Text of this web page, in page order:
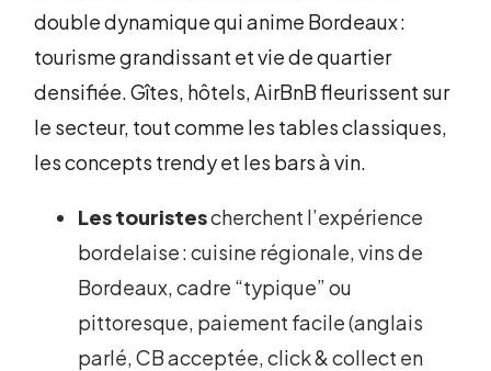
double dynamique qui anime Bordeaux :
tourisme grandissant et vie de quartier
densifiée. Gîtes, hôtels, AirBnB fleurissent sur
le secteur, tout comme les tables classiques,
les concepts trendy et les bars à vin.
Les touristescherchent l’expérience
bordelaise : cuisine régionale, vins de
Bordeaux, cadre “typique” ou
pittoresque, paiement facile (anglais
parlé, CB acceptée, click & collect en